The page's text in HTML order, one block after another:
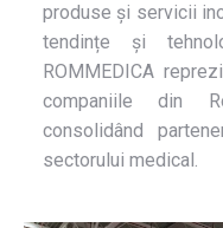
produse și servicii
tendințe și
ROMMEDICA
companiile din
consolidând
sectorului medical.